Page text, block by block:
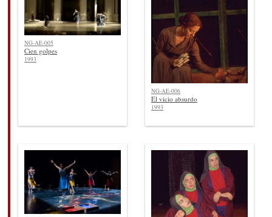
NG-AE-005
Cien golpes
1993
NG-AE-006
El vicio absurdo
1993